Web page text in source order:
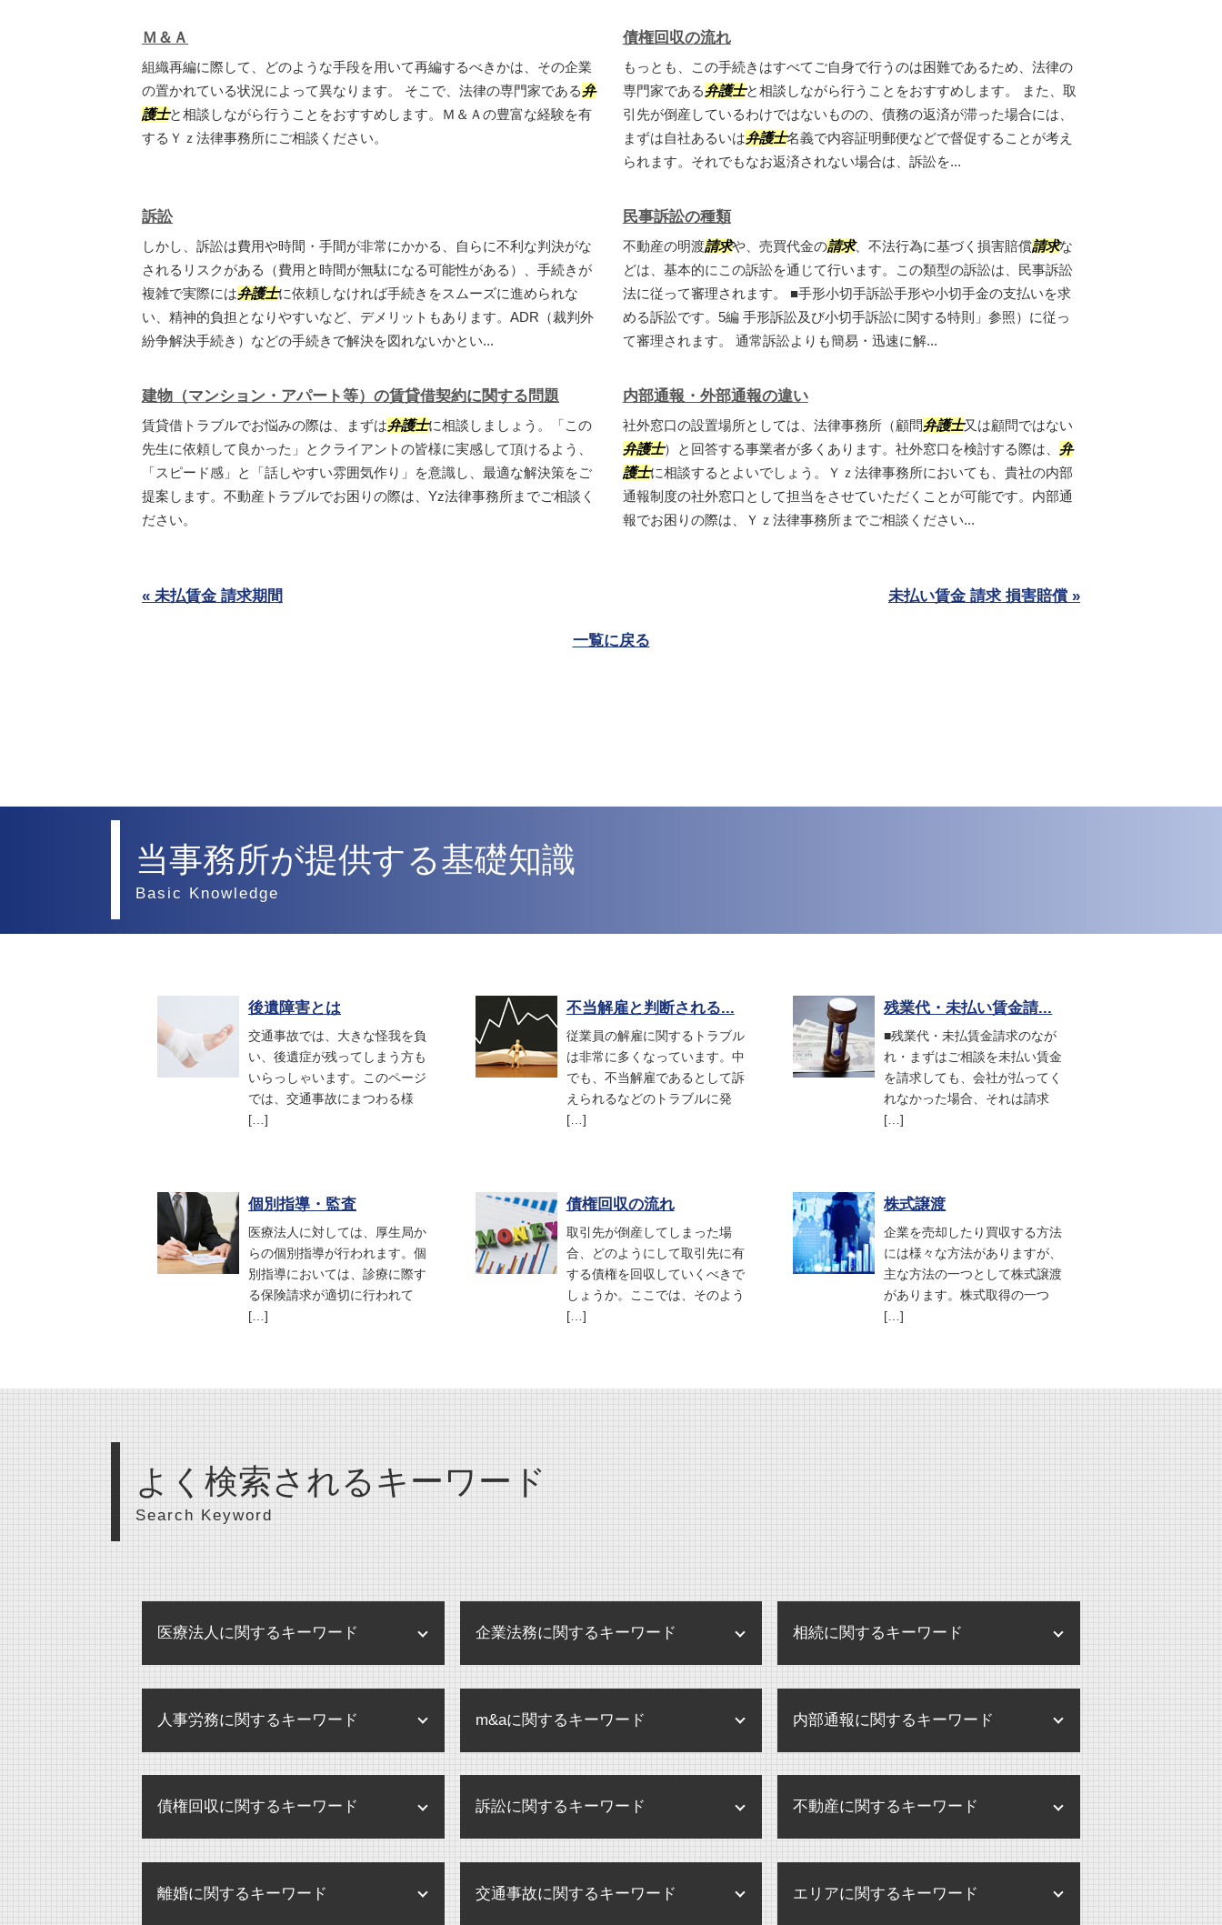
Ｍ＆Ａ
組織再編に際して、どのような手段を用いて再編するべきかは、その企業
の置かれている状況によって異なります。 そこで、法律の専門家である弁
護士と相談しながら行うことをおすすめします。Ｍ＆Ａの豊富な経験を有
するＹｚ法律事務所にご相談ください。
債権回収の流れ
もっとも、この手続きはすべてご自身で行うのは困難であるため、法律の
専門家である弁護士と相談しながら行うことをおすすめします。 また、取
引先が倒産しているわけではないものの、債務の返済が滞った場合には、
まずは自社あるいは弁護士名義で内容証明郵便などで督促することが考え
られます。それでもなお返済されない場合は、訴訟を...
訴訟
しかし、訴訟は費用や時間・手間が非常にかかる、自らに不利な判決がな
されるリスクがある（費用と時間が無駄になる可能性がある）、手続きが
複雑で実際には弁護士に依頼しなければ手続きをスムーズに進められな
い、精神的負担となりやすいなど、デメリットもあります。ADR（裁判外
紛争解決手続き）などの手続きで解決を図れないかとい...
民事訴訟の種類
不動産の明渡請求や、売買代金の請求、不法行為に基づく損害賠償請求な
どは、基本的にこの訴訟を通じて行います。この類型の訴訟は、民事訴訟
法に従って審理されます。 ■手形小切手訴訟手形や小切手金の支払いを求
める訴訟です。5編 手形訴訟及び小切手訴訟に関する特則」参照）に従っ
て審理されます。 通常訴訟よりも簡易・迅速に解...
建物（マンション・アパート等）の賃貸借契約に関する問題
賃貸借トラブルでお悩みの際は、まずは弁護士に相談しましょう。「この
先生に依頼して良かった」とクライアントの皆様に実感して頂けるよう、
「スピード感」と「話しやすい雰囲気作り」を意識し、最適な解決策をご
提案します。不動産トラブルでお困りの際は、Yz法律事務所までご相談く
ださい。
内部通報・外部通報の違い
社外窓口の設置場所としては、法律事務所（顧問弁護士又は顧問ではない
弁護士）と回答する事業者が多くあります。社外窓口を検討する際は、 弁
護士に相談するとよいでしょう。Ｙｚ法律事務所においても、貴社の内部
通報制度の社外窓口として担当をさせていただくことが可能です。内部通
報でお困りの際は、Ｙｚ法律事務所までご相談ください...
« 未払賃金 請求期間 未払い賃金 請求 損害賠償 »
一覧に戻る
当事務所が提供する基礎知識
Basic Knowledge
後遺障害とは
交通事故では、大きな怪我を負
い、後遺症が残ってしまう方も
いらっしゃいます。このページ
では、交通事故にまつわる様
[…]
不当解雇と判断される...
従業員の解雇に関するトラブル
は非常に多くなっています。中
でも、不当解雇であるとして訴
えられるなどのトラブルに発
[…]
残業代・未払い賃金請...
■残業代・未払賃金請求のなが
れ・まずはご相談を未払い賃金
を請求しても、会社が払ってく
れなかった場合、それは請求
[…]
個別指導・監査
医療法人に対しては、厚生局か
らの個別指導が行われます。個
別指導においては、診療に際す
る保険請求が適切に行われて
[…]
債権回収の流れ
取引先が倒産してしまった場
合、どのようにして取引先に有
する債権を回収していくべきで
しょうか。ここでは、そのよう
[…]
株式譲渡
企業を売却したり買収する方法
には様々な方法がありますが、
主な方法の一つとして株式譲渡
があります。株式取得の一つ
[…]
よく検索されるキーワード
Search Keyword
医療法人に関するキーワード
医療法人 中小企業
医療法人 合併
医療法人 病院 違い
医療法人
企業法務に関するキーワード
企業 保全活動
環境 保全 企業
企業 訴訟 個人
規程改定 改訂
相続に関するキーワード
遺産分割協議書 提出先
限定承認 わかりやすく
相続放棄 デメリット
相続 弁護士
人事労務に関するキーワード
残業代 未払い 請求 時効
未払賃金 請求 時効
m&aに関するキーワード
株式交換 株式移転
企業合併 弁護士
内部通報に関するキーワード
内部通報 外部通報 違い
内部通報制度 パワハラ
債権回収に関するキーワード
債権回収
債権回収 弁護士
訴訟に関するキーワード
民事訴訟 相手が出頭しない
民事訴訟 賠償金
不動産に関するキーワード
賃貸借契約 不動産 売買
不動産 売却
離婚に関するキーワード 交通事故に関するキーワード エリアに関するキーワード